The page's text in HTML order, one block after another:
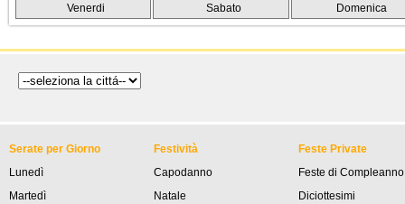
Venerdi
Sabato Domenica
Serate per Giorno
Lunedì
Martedì
Festività
Capodanno
Natale
Feste Private
Feste di Compleanno
Diciottesimi